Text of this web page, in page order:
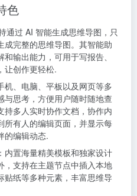
色
通过 AI 智能生成思维导图，只
成完整的思维导图。其智能助
输出能力，可用于写报告、
让创作更轻松.
机、电脑、平板以及网页等多
与思考，方便用户随时随地查
持多人实时协作文档，协作内
所有人的编辑页面，并显示每
的编辑动态.
内置海量精美模板和独家设计
，支持在主题节点中插入本地
贴纸等多种元素，丰富思维导